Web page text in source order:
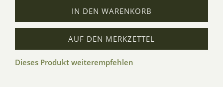
IN DEN WARENKORB
AUF DEN MERKZETTEL
Dieses Produkt weiterempfehlen